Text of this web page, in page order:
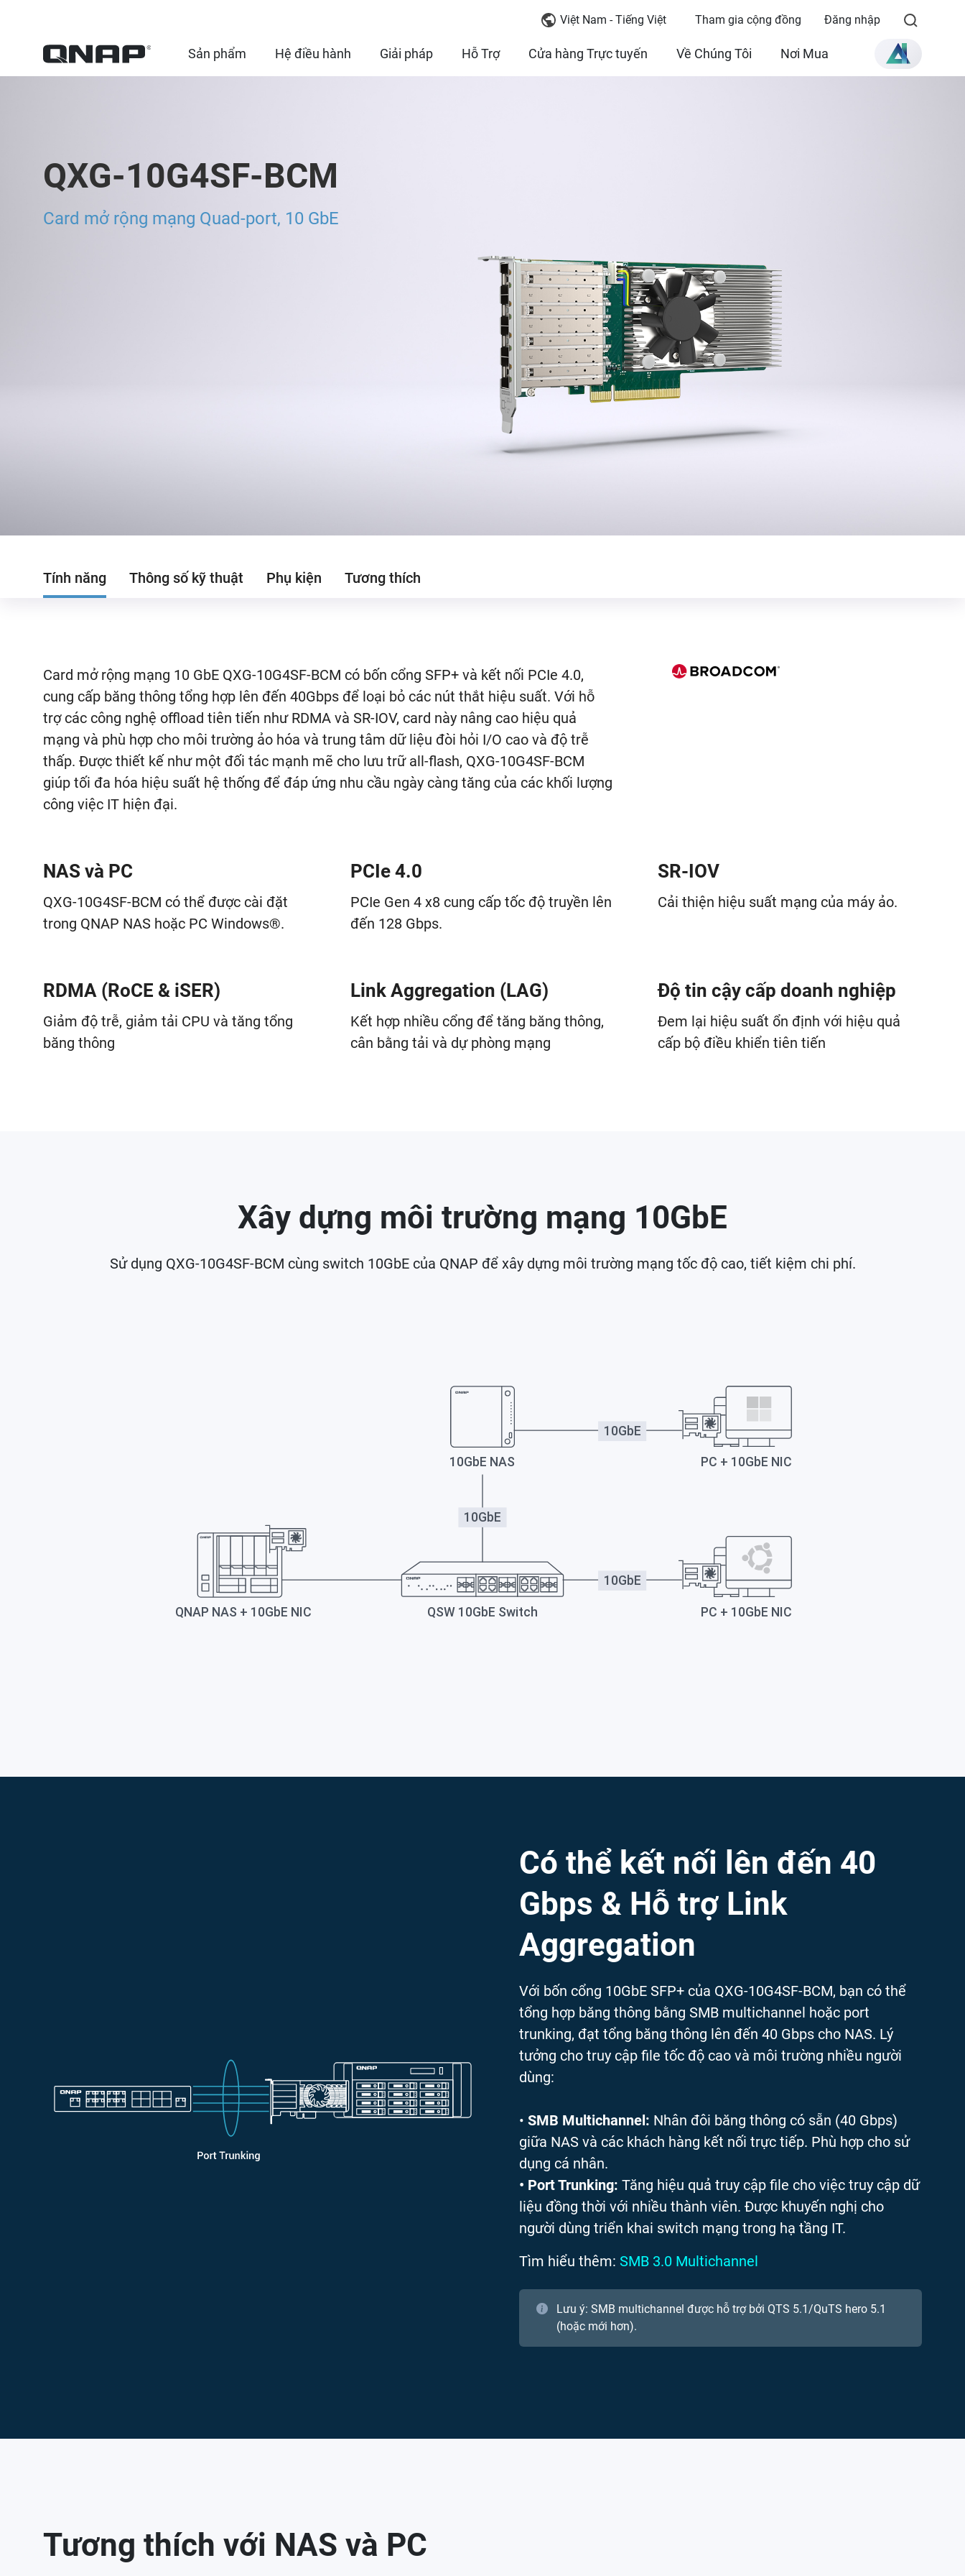
Việt Nam - Tiếng Việt Tham gia cộng đồng Đăng nhập
Sản phẩm Hệ điều hành Giải pháp Hỗ Trợ Cửa hàng Trực tuyến Về Chúng Tôi Nơi Mua
QXG-10G4SF-BCM
Card mở rộng mạng Quad-port, 10 GbE
Tính năng Thông số kỹ thuật Phụ kiện Tương thích
Card mở rộng mạng 10 GbE QXG-10G4SF-BCM có bốn cổng SFP+ và kết nối PCIe 4.0,
cung cấp băng thông tổng hợp lên đến 40Gbps để loại bỏ các nút thắt hiệu suất. Với hỗ
trợ các công nghệ offload tiên tiến như RDMA và SR-IOV, card này nâng cao hiệu quả
mạng và phù hợp cho môi trường ảo hóa và trung tâm dữ liệu đòi hỏi I/O cao và độ trễ
thấp. Được thiết kế như một đối tác mạnh mẽ cho lưu trữ all-flash, QXG-10G4SF-BCM
giúp tối đa hóa hiệu suất hệ thống để đáp ứng nhu cầu ngày càng tăng của các khối lượng
công việc IT hiện đại.
NAS và PC
QXG-10G4SF-BCM có thể được cài đặt
trong QNAP NAS hoặc PC Windows®.
PCIe 4.0
PCIe Gen 4 x8 cung cấp tốc độ truyền lên
đến 128 Gbps.
SR-IOV
Cải thiện hiệu suất mạng của máy ảo.
RDMA (RoCE & iSER)
Giảm độ trễ, giảm tải CPU và tăng tổng
băng thông
Link Aggregation (LAG)
Kết hợp nhiều cổng để tăng băng thông,
cân bằng tải và dự phòng mạng
Độ tin cậy cấp doanh nghiệp
Đem lại hiệu suất ổn định với hiệu quả
cấp bộ điều khiển tiên tiến
Xây dựng môi trường mạng 10GbE
Sử dụng QXG-10G4SF-BCM cùng switch 10GbE của QNAP để xây dựng môi trường mạng tốc độ cao, tiết kiệm chi phí.
Có thể kết nối lên đến 40
Gbps & Hỗ trợ Link
Aggregation
Với bốn cổng 10GbE SFP+ của QXG-10G4SF-BCM, bạn có thể
tổng hợp băng thông bằng SMB multichannel hoặc port
trunking, đạt tổng băng thông lên đến 40 Gbps cho NAS. Lý
tưởng cho truy cập file tốc độ cao và môi trường nhiều người
dùng:
• SMB Multichannel: Nhân đôi băng thông có sẵn (40 Gbps)
giữa NAS và các khách hàng kết nối trực tiếp. Phù hợp cho sử
dụng cá nhân.
• Port Trunking: Tăng hiệu quả truy cập file cho việc truy cập dữ
liệu đồng thời với nhiều thành viên. Được khuyến nghị cho
người dùng triển khai switch mạng trong hạ tầng IT.
Tìm hiểu thêm: SMB 3.0 Multichannel
Lưu ý: SMB multichannel được hỗ trợ bởi QTS 5.1/QuTS hero 5.1
(hoặc mới hơn).
Tương thích với NAS và PC